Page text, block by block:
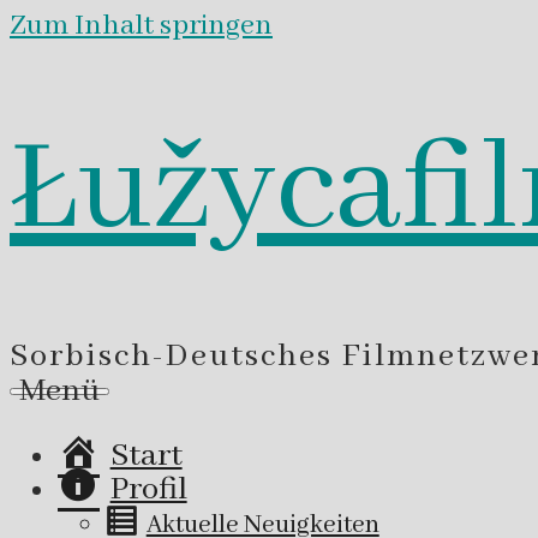
Zum Inhalt springen
Sorbisch-Deutsches
Menü
Start
Profil
Aktuelle Neuigkeiten